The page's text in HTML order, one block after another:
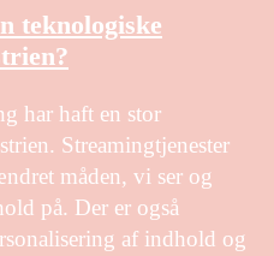
teknologiske
har haft en stor
Streamingtjenester
måden, vi ser og
på. Der er også
af indhold og